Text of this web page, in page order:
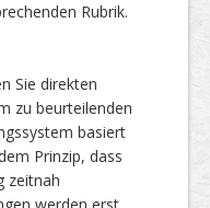
Rubrik.
Sie direkten
zu beurteilenden
basiert
Prinzip, dass
zeitnah